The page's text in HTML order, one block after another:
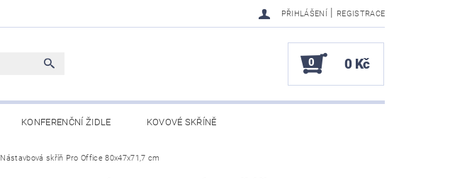
PŘIHLÁŠENÍ | REGISTRACE
0 0 Kč
KONFERENČNÍ ŽIDLE KOVOVÉ SKŘÍNĚ
KONTAKTY
Nástavbová skříň Pro Office 80x47x71,7 cm